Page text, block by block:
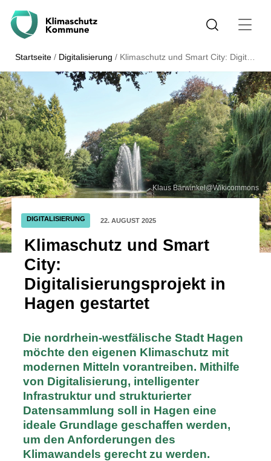
Startseite / Digitalisierung / Klimaschutz und Smart City: Digitalisierungsprojekt in Hagen gestartet
Klaus Bärwinkel@Wikicommons
DIGITALISIERUNG 22. AUGUST 2025
Klimaschutz und Smart
City:
Digitalisierungsprojekt in
Hagen gestartet
Die nordrhein-westfälische Stadt Hagen
möchte den eigenen Klimaschutz mit
modernen Mitteln vorantreiben. Mithilfe
von Digitalisierung, intelligenter
Infrastruktur und strukturierter
Datensammlung soll in Hagen eine
ideale Grundlage geschaffen werden,
um den Anforderungen des
Klimawandels gerecht zu werden.